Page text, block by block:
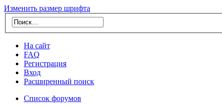
Изменить размер шрифта
На сайт
FAQ
Регистрация
Вход
Расширенный поиск
Список форумов